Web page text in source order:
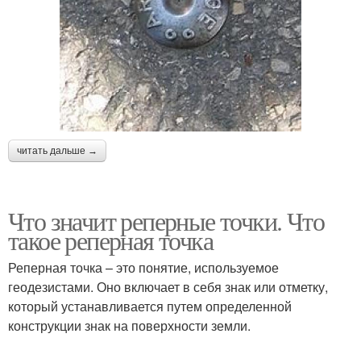
читать дальше →
Что значит реперные точки. Что
такое реперная точка
Реперная точка – это понятие, используемое
геодезистами. Оно включает в себя знак или отметку,
который устанавливается путем определенной
конструкции знак на поверхности земли.